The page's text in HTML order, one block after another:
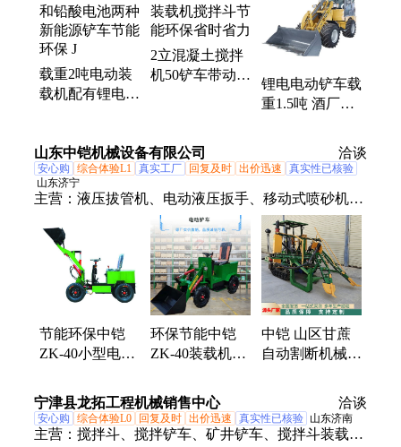
搅拌斗、矿用装载机、电动装载机、履带滑移装载
机、468滑移装载机、390滑移装载机、巷道铲车、铲
车搅拌机、铁矿井下铲车、轮胎滑移铲车、20电动铲
车、伸缩臂铲车、搅拌斗改装、越野叉车、抓木机、
扫路机、夹包机
载重2吨电动装
载机配有锂电和
环保 J
2立混凝土搅拌
机50铲车带动
锂电电动铲车载
重1.5吨 酒厂用
山东中铠机械设备有限公司 洽谈
安心购 综合体验L1 真实工厂 回复及时 出价迅速
真实性已核验
山东济宁
主营： 液压拔管机、电动液压扳手、移动式喷砂机、
节能环保中铠ZK、箱式喷砂机、智能清淤机器人、
液压升降柱、等离子切割机、玻璃搬运车、龙门压力
机、船式洗车槽、履带绳锯机、矿用井下电视、柴油
防汛泵车、车载式马路吹风机、镗孔镗焊机、吸粪
车、除雪滚刷、破拆工具组、液压板换夹紧器、封闭
式扫雪机、机耕船、智能张拉设备、智能压浆台车、
中部取样机、液压顶管机
节能环保中铠
ZK-40小型电动
式装载机
环保节能中铠
ZK-40装载机养
机
中铠 山区甘蔗
自动割断机械
宁津县龙拓工程机械销售中心 洽谈
安心购 综合体验L0 回复及时 出价迅速 真实性已核验 山东济南
主营： 搅拌斗、搅拌铲车、矿井铲车、搅拌斗装载